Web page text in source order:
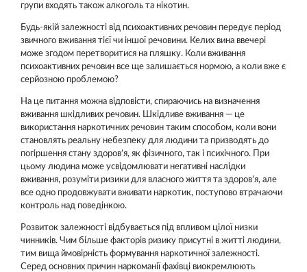
групи входять також алкоголь та нікотин.
Будь-якій залежності від психоактивних речовин передує період
звичного вживання тієї чи іншої речовини. Келих вина ввечері
може згодом перетворитися на пляшку. Коли вживання
психоактивних речовин все ще залишається нормою, а коли вже є
серйозною проблемою?
На це питання можна відповісти, спираючись на визначення
вживання шкідливих речовин. Шкідливе вживання — це
використання наркотичних речовин таким способом, коли вони
становлять реальну небезпеку для людини та призводять до
погіршення стану здоров’я, як фізичного, так і психічного. При
цьому людина може усвідомлювати негативні наслідки
вживання, розуміти ризики для власного життя та здоров’я, але
все одно продовжувати вживати наркотик, поступово втрачаючи
контроль над поведінкою.
Розвиток залежності відбувається під впливом цілої низки
чинників. Чим більше факторів ризику присутні в житті людини,
тим вища ймовірність формування наркотичної залежності.
Серед основних причин наркоманії фахівці виокремлюють